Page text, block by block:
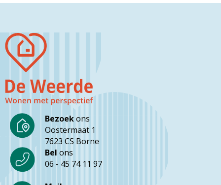
Bezoekons
Oostermaat 1
7623 CS Borne
Bel ons
06 - 45 74 11 97